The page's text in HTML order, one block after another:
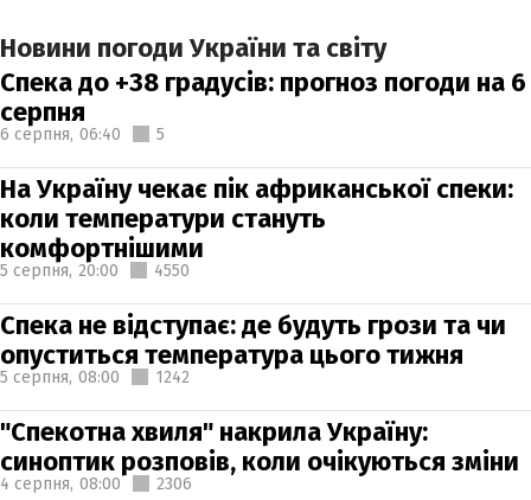
Новини погоди України та світу
Спека до +38 градусів: прогноз погоди на 6
серпня
6 серпня, 06:40 5
На Україну чекає пік африканської спеки:
коли температури стануть
комфортнішими
5 серпня, 20:00 4550
Спека не відступає: де будуть грози та чи
опуститься температура цього тижня
5 серпня, 08:00 1242
"Спекотна хвиля" накрила Україну:
синоптик розповів, коли очікуються зміни
4 серпня, 08:00 2306